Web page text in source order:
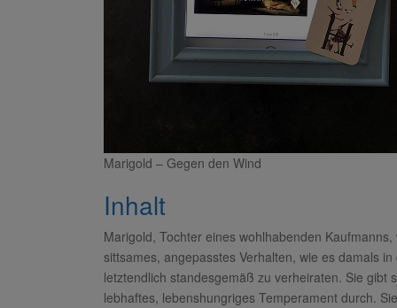
Marigold – Gegen den Wind
Inhalt
Marigold, Tochter eines wohlhabenden
sittsames, angepasstes Verhalten, wie es damals
letztendlich standesgemäß zu verheiraten. Sie gibt
lebhaftes, lebenshungriges Temperament durch.